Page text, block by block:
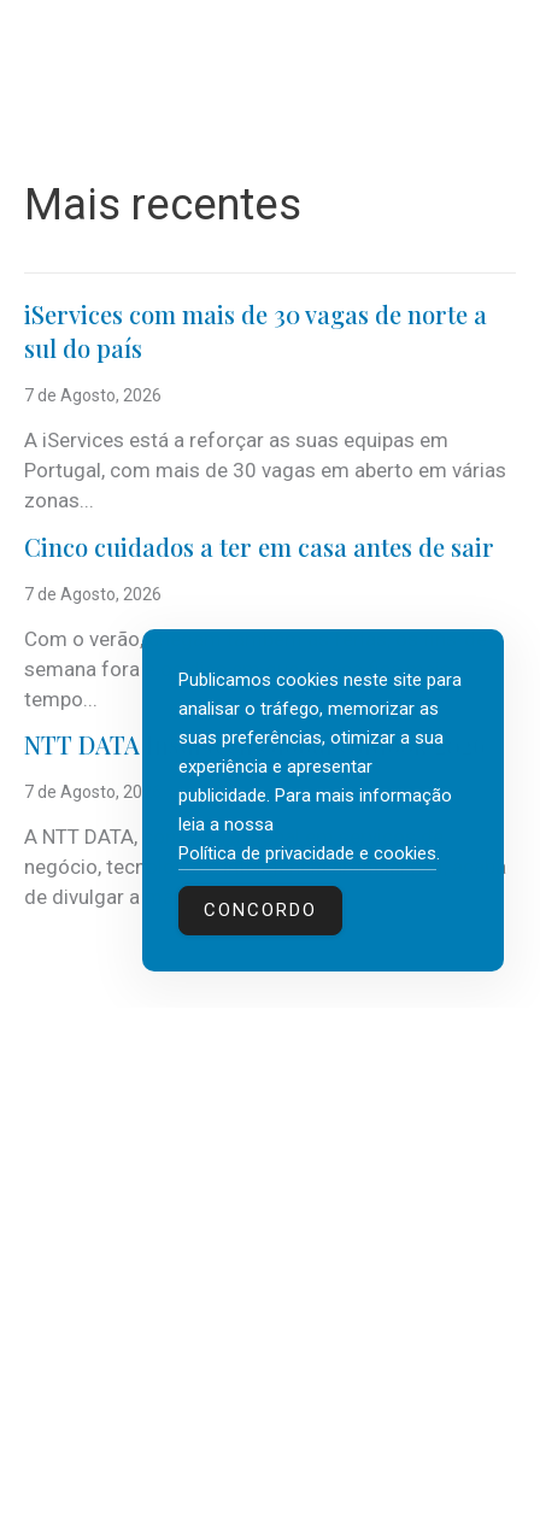
Mais recentes
iServices com mais de 30 vagas de norte a
sul do país
7 de Agosto, 2026
A iServices está a reforçar as suas equipas em
Portugal, com mais de 30 vagas em aberto em várias
zonas...
Cinco cuidados a ter em casa antes de sair
7 de Agosto, 2026
Com o verão, chegam também as férias, os fins-de-
semana fora e os dias em que a casa fica mais
tempo...
NTT DATA Insurtech Global Outlook 2026
7 de Agosto, 2026
A NTT DATA, consultora global em serviços de
negócio, tecnologia e inteligência artificial (IA), acaba
de divulgar a mais recente...
Publicamos cookies neste site para
analisar o tráfego, memorizar as
suas preferências, otimizar a sua
experiência e apresentar
publicidade. Para mais informação
leia a nossa
Política de privacidade e cookies.
CONCORDO